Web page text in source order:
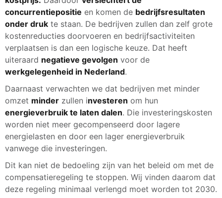
concurrentiepositie en komen de bedrijfsresultaten
onder druk te staan. De bedrijven zullen dan zelf grote
kostenreducties doorvoeren en bedrijfsactiviteiten
verplaatsen is dan een logische keuze. Dat heeft
uiteraard negatieve gevolgen voor de
werkgelegenheid in Nederland.
Daarnaast verwachten we dat bedrijven met minder
omzet minder zullen investeren om hun
energieverbruik te laten dalen. Die investeringskosten
worden niet meer gecompenseerd door lagere
energielasten en door een lager energieverbruik
vanwege die investeringen.
Dit kan niet de bedoeling zijn van het beleid om met de
compensatieregeling te stoppen. Wij vinden daarom dat
deze regeling minimaal verlengd moet worden tot 2030.